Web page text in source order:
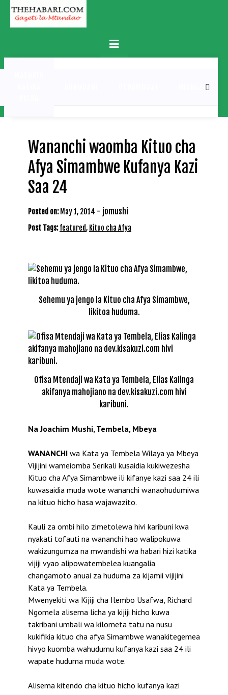
Skip
content
Primary
Menu
MICHEZO
Wananchi waomba Kituo cha
Afya Simambwe Kufanya Kazi
Saa 24
Posted on: May 1, 2014 - jomushi
Post Tags:featured, Kituo cha Afya
Sehemu ya jengo la Kituo cha Afya Simambwe,
likitoa huduma.
Ofisa Mtendaji wa Kata ya Tembela, Elias Kalinga
akifanya mahojiano na dev.kisakuzi.com hivi
karibuni.
Na Joachim Mushi, Tembela, Mbeya
WANANCHI wa Kata ya Tembela Wilaya ya Mbeya
Vijijini wameiomba Serikali kusaidia kukiwezesha
Kituo cha Afya Simambwe ili kifanye kazi saa 24 ili
kuwasaidia muda wote wananchi wanaohudumiwa
na kituo hicho hasa wajawazito.
Kauli za ombi hilo zimetolewa hivi karibuni kwa
nyakati tofauti na wananchi hao walipokuwa
wakizungumza na mwandishi wa habari hizi katika
vijiji vyao alipowatembelea kuangalia
changamoto anuai za huduma za kijamii vijijini
Kata ya Tembela.
Mwenyekiti wa Kijiji cha Ilembo Usafwa, Richard
Ngomela alisema licha ya kijiji hicho kuwa
takribani umbali wa kilometa tatu na nusu
kukifikia kituo cha afya Simambwe wanakitegemea
hivyo kuomba wahudumu kufanya kazi saa 24 ili
wapate huduma muda wote.
Alisema kitendo cha kituo hicho kufanya kazi